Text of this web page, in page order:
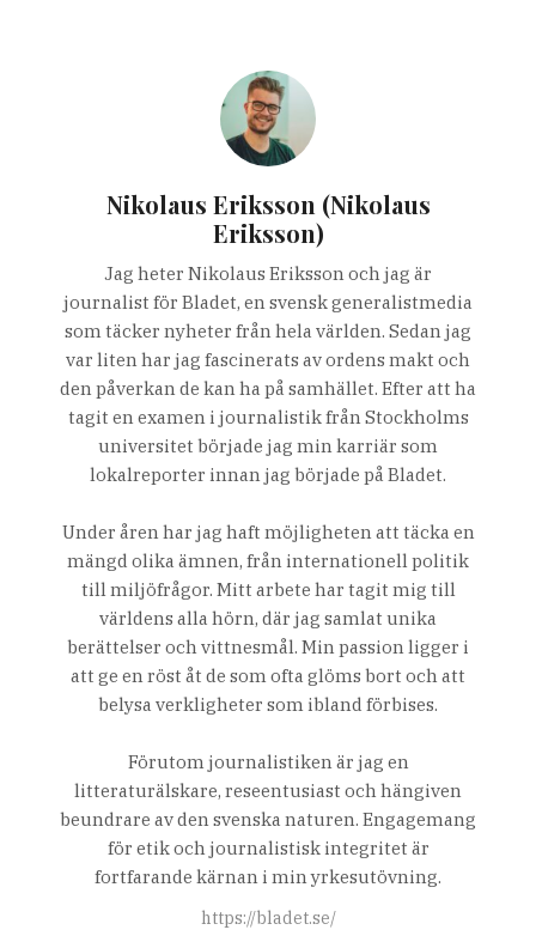
Nikolaus Eriksson (Nikolaus
Eriksson)
Jag heter Nikolaus Eriksson och jag är
journalist för Bladet, en svensk generalistmedia
som täcker nyheter från hela världen. Sedan jag
var liten har jag fascinerats av ordens makt och
den påverkan de kan ha på samhället. Efter att ha
tagit en examen i journalistik från Stockholms
universitet började jag min karriär som
lokalreporter innan jag började på Bladet.
Under åren har jag haft möjligheten att täcka en
mängd olika ämnen, från internationell politik
till miljöfrågor. Mitt arbete har tagit mig till
världens alla hörn, där jag samlat unika
berättelser och vittnesmål. Min passion ligger i
att ge en röst åt de som ofta glöms bort och att
belysa verkligheter som ibland förbises.
Förutom journalistiken är jag en
litteraturälskare, reseentusiast och hängiven
beundrare av den svenska naturen. Engagemang
för etik och journalistisk integritet är
fortfarande kärnan i min yrkesutövning.
https://bladet.se/